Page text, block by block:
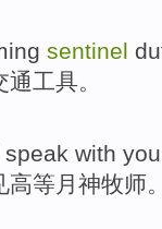
sentinel
通工具。
speak with
高等 月神牧师